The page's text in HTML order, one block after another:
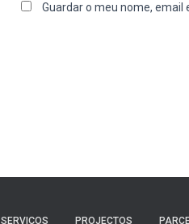
Guardar o meu nome, email
SERVIÇOS PROJECTOS